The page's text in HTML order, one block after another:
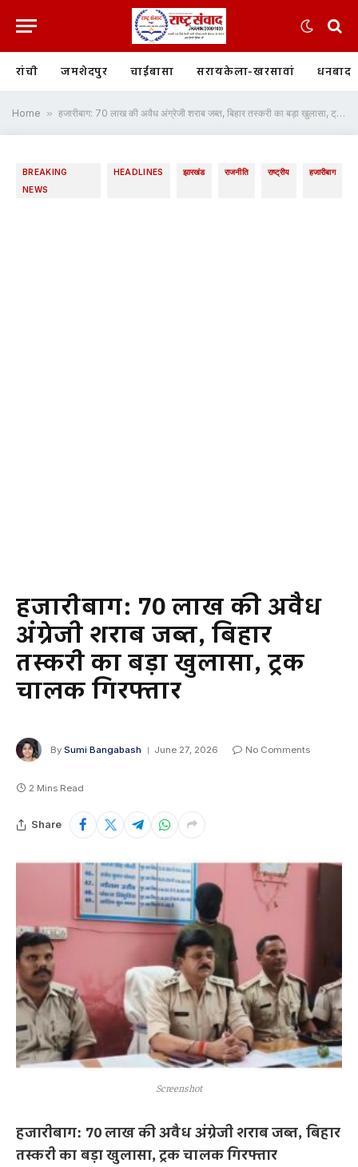
रांची जमशेदपुर चाईबासा सरायकेला-खरसावां धनबाद
Home » हजारीबाग: 70 लाख की अवैध अंग्रेजी शराब जब्त, बिहार तस्करी का बड़ा खुलासा, ट्रक चालक गिरफ्तार
BREAKING
NEWS
HEADLINES झारखंड राजनीति राष्ट्रीय हजारीबाग
हजारीबाग: 70 लाख की अवैध
अंग्रेजी शराब जब्त, बिहार
तस्करी का बड़ा खुलासा, ट्रक
चालक गिरफ्तार
By Sumi Bangabash June 27, 2026 No Comments
2 Mins Read
Share
Screenshot
हजारीबाग: 70 लाख की अवैध अंग्रेजी शराब जब्त, बिहार
तस्करी का बड़ा खुलासा, ट्रक चालक गिरफ्तार